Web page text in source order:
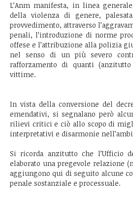
L’Anm manifesta, in linea
della violenza di genere,
provvedimento, attraverso
penali, l’introduzione di norme
offese e l’attribuzione alla polizia
nel senso di un più severo
rafforzamento di quanti
vittime.
In vista della conversione del
emendativi, si segnalano però
rilievi critici e ciò allo scopo di
interpretativi e disarmonie
Si ricorda anzitutto che l’Ufficio
elaborato una pregevole relazione
aggiungono qui di seguito alcune
penale sostanziale e processuale.